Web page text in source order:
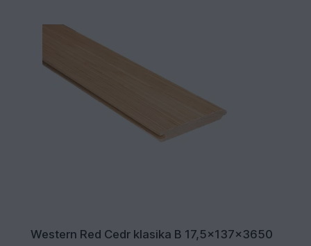
Western Red Cedr klasika B 17,5x137x3650